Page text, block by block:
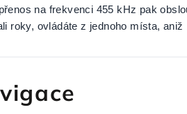
na frekvenci 455 kHz pak
roky, ovládáte z jednoho místa,